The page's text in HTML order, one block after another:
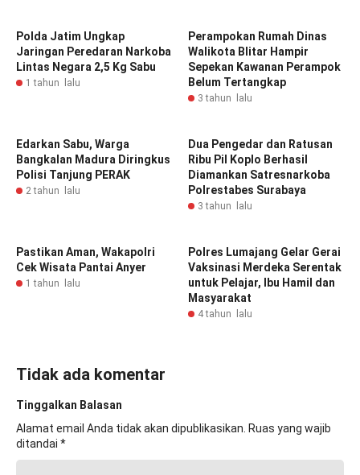
Polda Jatim Ungkap
Jaringan Peredaran Narkoba
Lintas Negara 2,5 Kg Sabu
1 tahun lalu
Perampokan Rumah Dinas
Walikota Blitar Hampir
Sepekan Kawanan Perampok
Belum Tertangkap
3 tahun lalu
Edarkan Sabu, Warga
Bangkalan Madura Diringkus
Polisi Tanjung PERAK
2 tahun lalu
Dua Pengedar dan Ratusan
Ribu Pil Koplo Berhasil
Diamankan Satresnarkoba
Polrestabes Surabaya
3 tahun lalu
Pastikan Aman, Wakapolri
Cek Wisata Pantai Anyer
1 tahun lalu
Polres Lumajang Gelar Gerai
Vaksinasi Merdeka Serentak
untuk Pelajar, Ibu Hamil dan
Masyarakat
4 tahun lalu
Tidak ada komentar
Tinggalkan Balasan
Alamat email Anda tidak akan dipublikasikan. Ruas yang wajib
ditandai *